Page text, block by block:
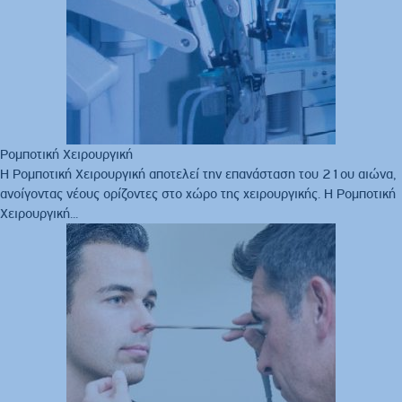
Ρομποτική Χειρουργική
Η Ρομποτική Χειρουργική αποτελεί την επανάσταση του 21ου αιώνα,
ανοίγοντας νέους ορίζοντες στο χώρο της χειρουργικής. Η Ρομποτική
Χειρουργική...